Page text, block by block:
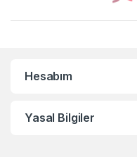
Hesabım
Yasal Bilgiler